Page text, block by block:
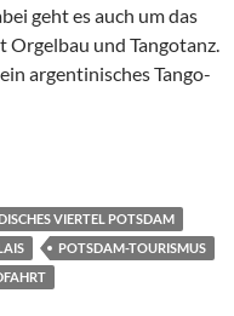
geht es auch um das
und Tangotanz.
argentinisches Tango-
EIN UND
VIERTEL POTSDAM
POTSDAM-TOURISMUS